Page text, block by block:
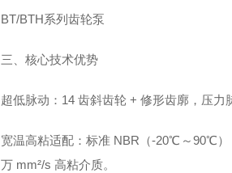
BT/BTH系列齿轮泵
三、核心技术优势
超低脉动：14 齿斜齿轮 + 修形齿廓，压力
宽温高粘适配：标准 NBR（-20℃～90℃
万 mm²/s 高粘介质。